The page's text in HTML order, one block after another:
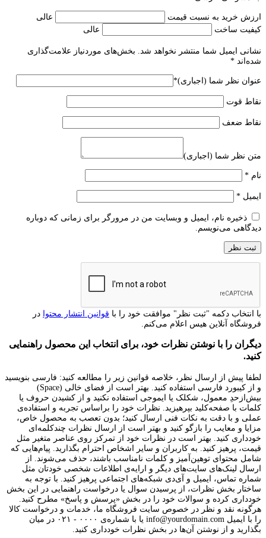
ارزش خرید به نسبت قیمت
عالی
کیفیت ساخت
عالی
نشانی ایمیل شما منتشر نخواهد شد.
بخش‌های موردنیاز علامت‌گذاری
شده‌اند *
عنوان نظر شما (اجباری)*
نقاط قوت
نقاط ضعف
متن نظر شما (اجباری)
نام *
ایمیل *
ذخیره نام، ایمیل و وبسایت من در مرورگر برای زمانی که دوباره
دیدگاهی می‌نویسم.
با انتخاب دکمه "ثبت نظر" موافقت خود را با قوانین انتشار محتوا در
فروشگاه آنلاین هیس اعلام می‌کنم.
دیگران را با نوشتن نظرات خود، برای انتخاب این محصول راهنمایی
کنید.
لطفا پیش از ارسال نظر، خلاصه قوانین زیر را مطالعه کنید: فارسی بنویسید
و از کیبورد فارسی استفاده کنید. بهتر است از فضای خالی (Space)
بیش‌از‌حدِ معمول، شکلک یا ایموجی استفاده نکنید و از کشیدن حروف یا
کلمات با صفحه‌کلید بپرهیزید. نظرات خود را براساس تجربه و استفاده‌ی
عملی و با دقت به نکات فنی ارسال کنید؛ بدون تعصب به محصول خاص،
مزایا و معایب را بازگو کنید و بهتر است از ارسال نظرات چندکلمه‌‌ای
خودداری کنید. بهتر است در نظرات خود از تمرکز روی عناصر متغیر مثل
قیمت، پرهیز کنید. به کاربران و سایر اشخاص احترام بگذارید. پیام‌هایی که
شامل محتوای توهین‌آمیز و کلمات نامناسب باشند، حذف می‌شوند. از
ارسال لینک‌های سایت‌های دیگر و ارایه‌ی اطلاعات شخصی خودتان مثل
شماره تماس، ایمیل و آی‌دی شبکه‌های اجتماعی پرهیز کنید. با توجه به
ساختار بخش نظرات، از پرسیدن سوال یا درخواست راهنمایی در این بخش
خودداری کرده و سوالات خود را در بخش «پرسش و پاسخ» مطرح کنید.
هرگونه نقد و نظر در خصوص سایت فروشگاه ما، خدمات و درخواست کالا
را با ایمیل info@yourdomain.com یا با شماره‌ی ۰۰۰۰ - ۰۲۱ در میان
بگذارید و از نوشتن آن‌ها در بخش نظرات خودداری کنید.